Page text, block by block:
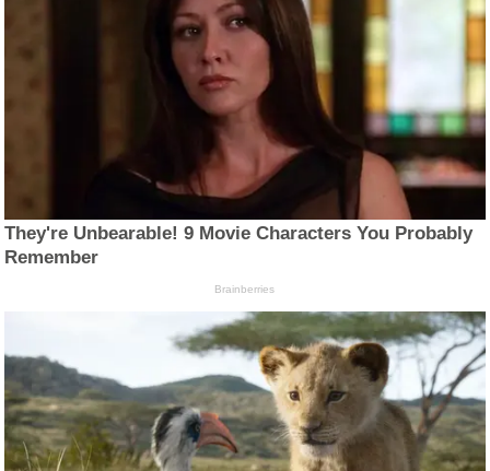
They're Unbearable! 9 Movie Characters You Probably
Remember
Brainberries